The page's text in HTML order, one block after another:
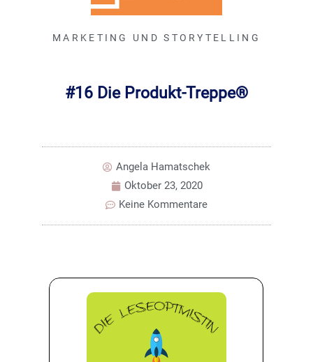
MARKETING UND STORYTELLING
#16 Die Produkt-Treppe®
Angela Hamatschek
Oktober 23, 2020
Keine Kommentare